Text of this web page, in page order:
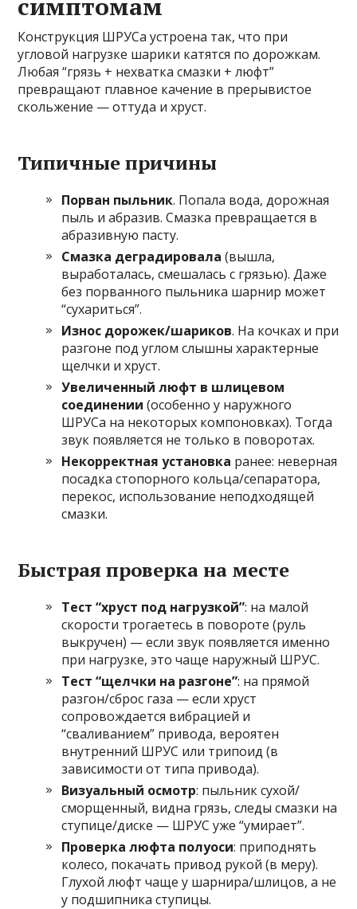
симптомам
Конструкция ШРУСа устроена так, что при
угловой нагрузке шарики катятся по дорожкам.
Любая “грязь + нехватка смазки + люфт”
превращают плавное качение в прерывистое
скольжение — оттуда и хруст.
Типичные причины
Порван пыльник. Попала вода, дорожная
пыль и абразив. Смазка превращается в
абразивную пасту.
Смазка деградировала (вышла,
выработалась, смешалась с грязью). Даже
без порванного пыльника шарнир может
“сухариться”.
Износ дорожек/шариков. На кочках и при
разгоне под углом слышны характерные
щелчки и хруст.
Увеличенный люфт в шлицевом
соединении (особенно у наружного
ШРУСа на некоторых компоновках). Тогда
звук появляется не только в поворотах.
Некорректная установка ранее: неверная
посадка стопорного кольца/сепаратора,
перекос, использование неподходящей
смазки.
Быстрая проверка на месте
Тест “хруст под нагрузкой”: на малой
скорости трогаетесь в повороте (руль
выкручен) — если звук появляется именно
при нагрузке, это чаще наружный ШРУС.
Тест “щелчки на разгоне”: на прямой
разгон/сброс газа — если хруст
сопровождается вибрацией и
“сваливанием” привода, вероятен
внутренний ШРУС или трипоид (в
зависимости от типа привода).
Визуальный осмотр: пыльник сухой/
сморщенный, видна грязь, следы смазки на
ступице/диске — ШРУС уже “умирает”.
Проверка люфта полуоси: приподнять
колесо, покачать привод рукой (в меру).
Глухой люфт чаще у шарнира/шлицов, а не
у подшипника ступицы.